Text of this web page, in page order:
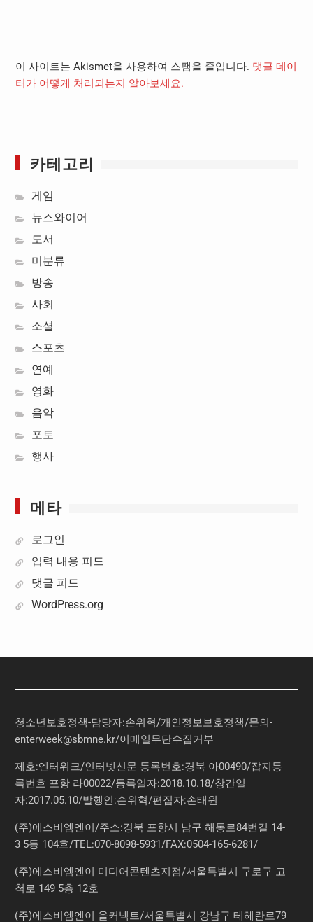
이 사이트는 Akismet을 사용하여 스팸을 줄입니다. 댓글 데이
터가 어떻게 처리되는지 알아보세요.
카테고리
게임
뉴스와이어
도서
미분류
방송
사회
소셜
스포츠
연예
영화
음악
포토
행사
메타
로그인
입력 내용 피드
댓글 피드
WordPress.org
청소년보호정책-담당자:손위혁/개인정보보호정책/문의-
enterweek@sbmne.kr/이메일무단수집거부
제호:엔터위크/인터넷신문 등록번호:경북 아00490/잡지등
록번호 포항 라00022/등록일자:2018.10.18/창간일
자:2017.05.10/발행인:손위혁/편집자:손태원
(주)에스비엠엔이/주소:경북 포항시 남구 해동로84번길 14-
3 5동 104호/TEL:070-8098-5931/FAX:0504-165-6281/
(주)에스비엠엔이 미디어콘텐츠지점/서울특별시 구로구 고
척로 149 5층 12호
(주)에스비엠엔이 올커넥트/서울특별시 강남구 테헤란로79